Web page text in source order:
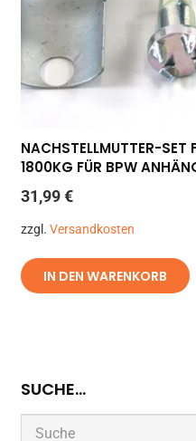
NACHSTELLMUTTER-SET
1800KG FÜR BPW
31,99€
zzgl. Versandkosten
IN DEN WARENKORB
SUCHE…